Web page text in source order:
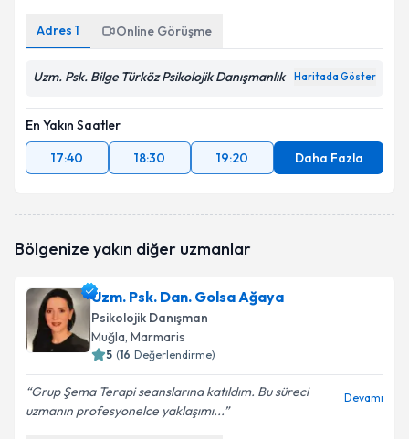
Adres 1 Online Görüşme
Uzm. Psk. Bilge Türköz Psikolojik Danışmanlık Haritada Göster
En Yakın Saatler
17:40
18:30 19:20 Daha Fazla
Bölgenize yakın diğer uzmanlar
Uzm. Psk. Dan. Golsa Ağaya
Psikolojik Danışman
Muğla, Marmaris
5 (16 Değerlendirme)
Grup Şema Terapi seanslarına katıldım. Bu süreci
uzmanın profesyonelce yaklaşımı...
Devamı